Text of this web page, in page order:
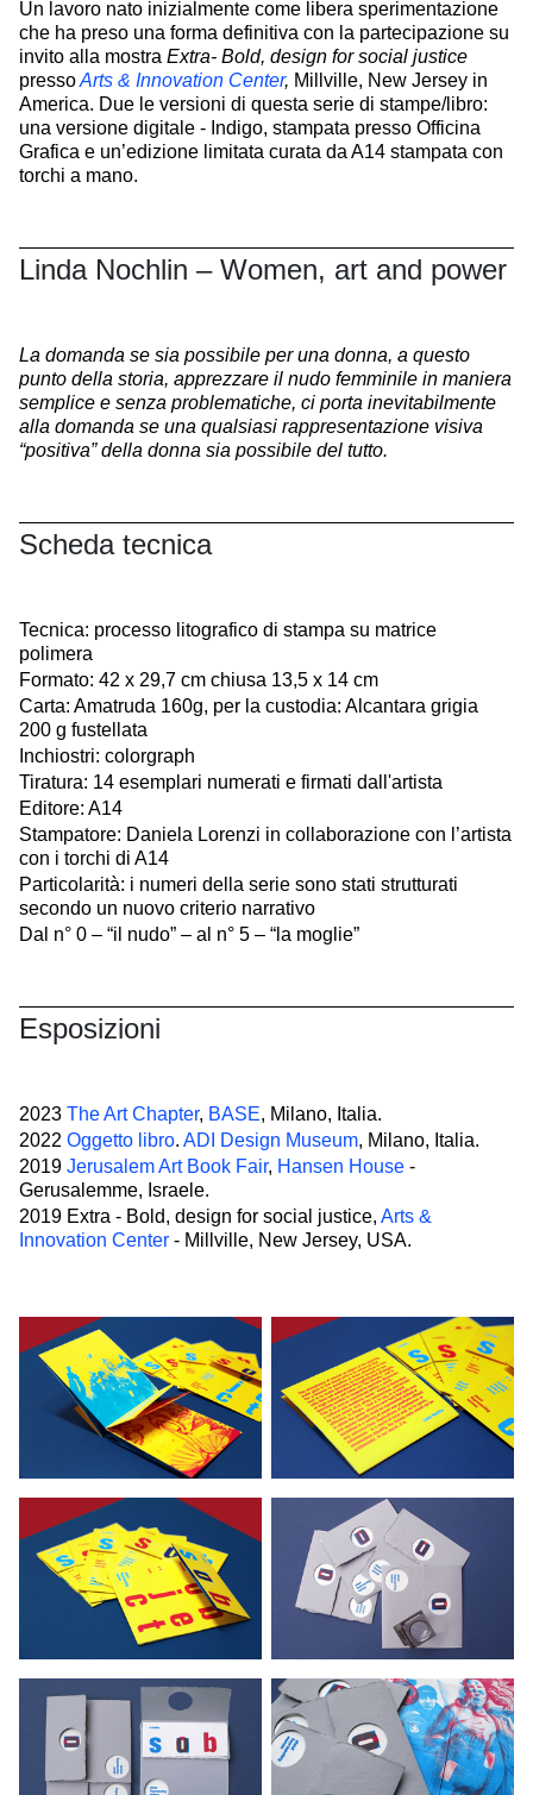
Un lavoro nato inizialmente come libera sperimentazione
che ha preso una forma definitiva con la partecipazione su
invito alla mostra Extra- Bold, design for social justice
pressoArts & Innovation Center, Millville, New Jersey in
America. Due le versioni di questa serie di stampe/libro:
una versione digitale - Indigo, stampata presso Officina
Grafica e un’edizione limitata curata da A14 stampata con
torchi a mano.
Linda Nochlin – Women, art and power
La domanda se sia possibile per una donna, a questo
punto della storia, apprezzare il nudo femminile in maniera
semplice e senza problematiche, ci porta inevitabilmente
alla domanda se una qualsiasi rappresentazione visiva
“positiva” della donna sia possibile del tutto.
Scheda tecnica
Tecnica: processo litografico di stampa su matrice
polimera
Formato: 42 x 29,7 cm chiusa 13,5 x 14 cm
Carta: Amatruda 160g, per la custodia: Alcantara grigia
200 g fustellata
Inchiostri: colorgraph
Tiratura: 14 esemplari numerati e firmati dall'artista
Editore: A14
Stampatore: Daniela Lorenzi in collaborazione con l’artista
con i torchi di A14
Particolarità: i numeri della serie sono stati strutturati
secondo un nuovo criterio narrativo
Dal n° 0 – “il nudo” – al n° 5 – “la moglie”
Esposizioni
2023 The Art Chapter, BASE, Milano, Italia.
2022 Oggetto libro. ADI Design Museum, Milano, Italia.
2019 Jerusalem Art Book Fair, Hansen House -
Gerusalemme, Israele.
2019 Extra - Bold, design for social justice, Arts &
Innovation Center - Millville, New Jersey, USA.